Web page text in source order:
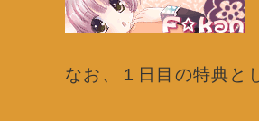
なお、１日目の特典と